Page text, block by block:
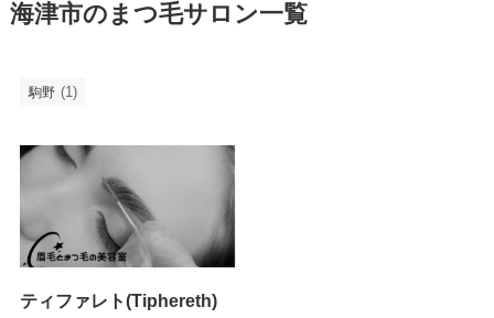
海津市のまつ毛サロン一覧
駒野 (1)
ティファレト(Tiphereth)